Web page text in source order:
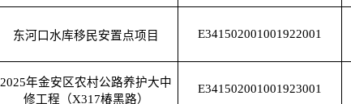
东河口水库移民安置点项目 E341502001001922001
2025年金安区农村公路养护大中
修工程（X317椿黑路）
E341502001001923001